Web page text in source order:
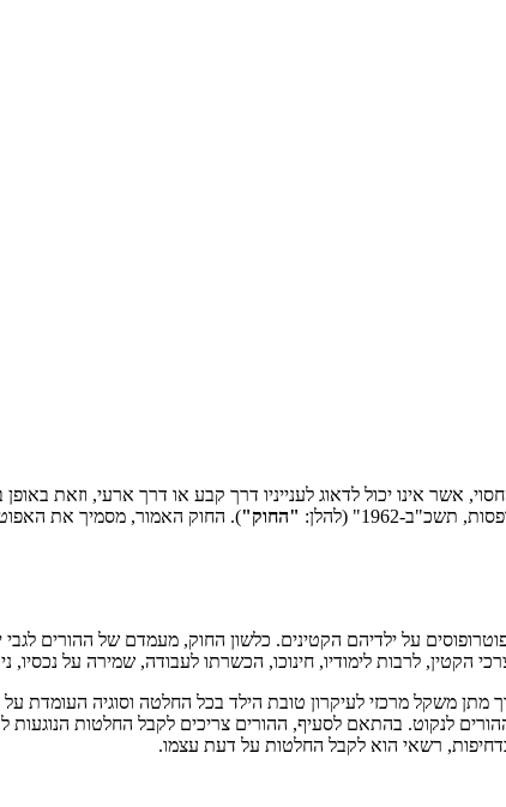
אשר אינו יכול לדאוג לענייניו דרך קבע או דרך ארעי, וזאת
1962" (להלן:
"החוק"). החוק האמור, מסמיך את
על ילדיהם הקטינים. כלשון החוק, מעמדם של ההורים
הקטין, לרבות לימודיו, חינוכו, הכשרתו לעבודה, שמירה על נכסיו,
מתן משקל מרכזי לעיקרון טובת הילד בכל החלטה וסוגיה
הפעולה שעל ההורים לנקוט. בהתאם לסעיף, ההורים צריכים לקבל
רשאי הוא לקבל החלטות על דעת עצמו.